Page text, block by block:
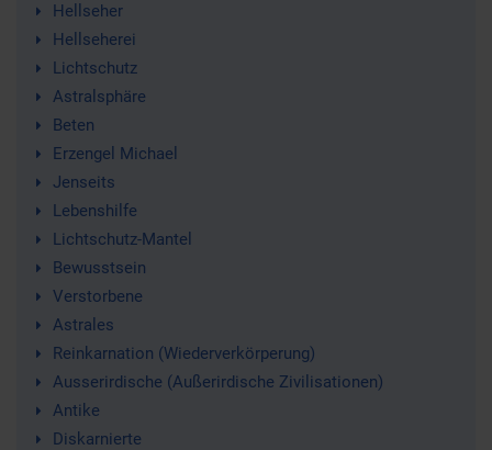
Hellseher
Hellseherei
Lichtschutz
Astralsphäre
Beten
Erzengel Michael
Jenseits
Lebenshilfe
Lichtschutz-Mantel
Bewusstsein
Verstorbene
Astrales
Reinkarnation (Wiederverkörperung)
Ausserirdische (Außerirdische Zivilisationen)
Antike
Diskarnierte